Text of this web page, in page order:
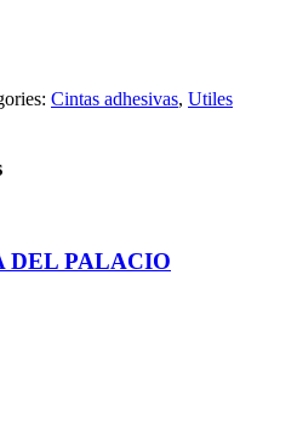
Cintas adhesivas, Utiles
DEL PALACIO